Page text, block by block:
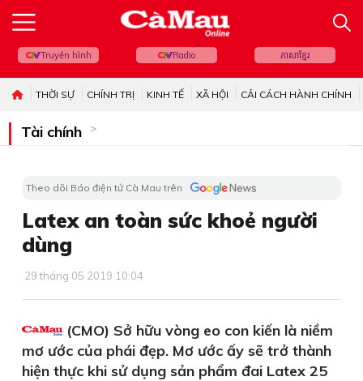
Truyền hình Radio ភាសាខ្មែរ
THỜI SỰ CHÍNH TRỊ KINH TẾ XÃ HỘI CẢI CÁCH HÀNH CHÍNH
Tài chính
Theo dõi Báo điện tử Cà Mau trên
Latex an toàn sức khoẻ người
dùng
29 tháng 05 2019 10:04
(CMO) Sở hữu vòng eo con kiến là niềm
mơ ước của phái đẹp. Mơ ước ấy sẽ trở thành
hiện thực khi sử dụng sản phẩm đai Latex 25